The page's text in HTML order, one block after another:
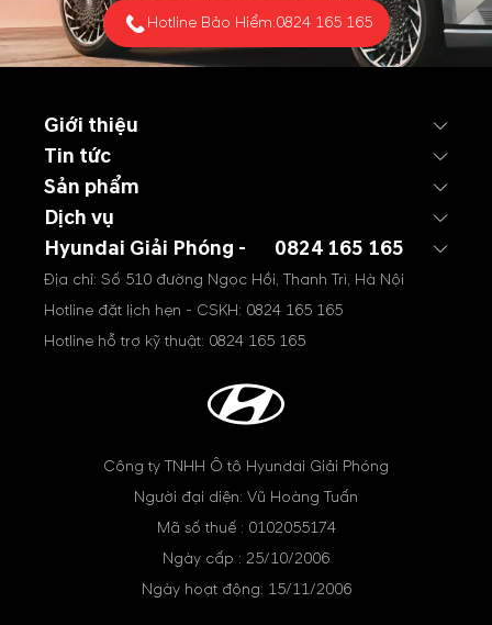
Hotline Bảo Hiểm:0824 165 165
Giới thiệu
Tin tức
Sản phẩm
Dịch vụ
Hyundai Giải Phóng -
0824 165 165
Địa chỉ: Số 510 đường Ngọc Hồi, Thanh Trì, Hà Nội
Hotline đặt lịch hẹn - CSKH: 0824 165 165
Hotline hỗ trợ kỹ thuật: 0824 165 165
Công ty TNHH Ô tô Hyundai Giải Phóng
Người đại diện: Vũ Hoàng Tuấn
Mã số thuế : 0102055174
Ngày cấp : 25/10/2006
Ngày hoạt động: 15/11/2006